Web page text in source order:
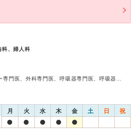
科、婦人科
専門医、外科専門医、呼吸器専門医、呼吸器…
月 火 水 木 金 土 日 祝